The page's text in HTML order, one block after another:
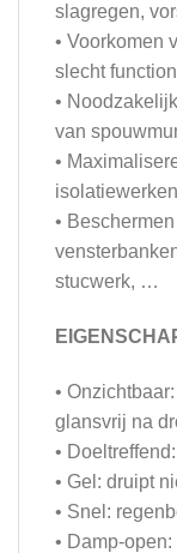
slagregen,
• Voorkomen
slecht
•
van
•
isolatiewerken
•
stucwerk, …
•
glansvrij na
•
• Gel: druipt
• Snel:
• Damp-